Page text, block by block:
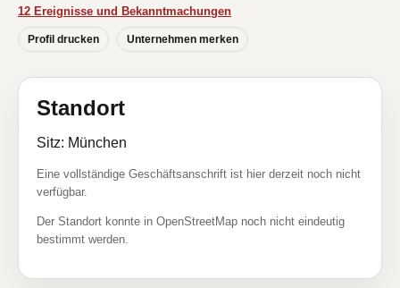
12 Ereignisse und Bekanntmachungen
Profil drucken Unternehmen merken
Standort
Sitz: München
Eine vollständige Geschäftsanschrift ist hier derzeit noch nicht
verfügbar.
Der Standort konnte in OpenStreetMap noch nicht eindeutig
bestimmt werden.